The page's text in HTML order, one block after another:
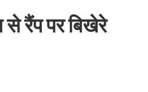
रैंप पर बिखेरे